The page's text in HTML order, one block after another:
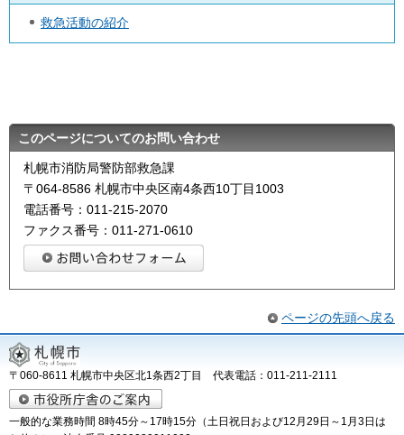
救急活動の紹介
このページについてのお問い合わせ
札幌市消防局警防部救急課
〒064-8586 札幌市中央区南4条西10丁目1003
電話番号：011-215-2070
ファクス番号：011-271-0610
ページの先頭へ戻る
〒060-8611 札幌市中央区北1条西2丁目 代表電話：011-211-2111
一般的な業務時間 8時45分～17時15分（土日祝日および12月29日～1月3日は